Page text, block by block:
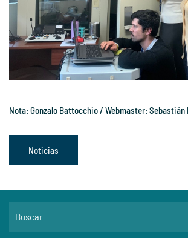
Nota: Gonzalo Battocchio / Webmaster: Sebastián
Noticias